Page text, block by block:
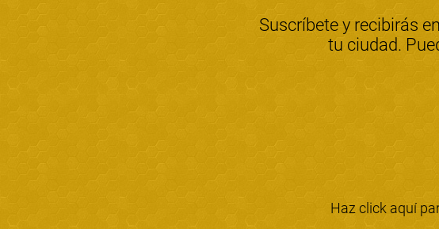
Suscríbete y recibirás
tu ciudad.
Haz click aquí